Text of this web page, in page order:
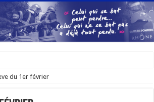
du 1er février